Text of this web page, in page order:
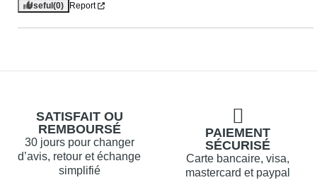
Useful (0) Report
SATISFAIT OU
REMBOURSÉ
30 jours pour changer
d’avis, retour et échange
simplifié
PAIEMENT
SÉCURISÉ
Carte bancaire, visa,
mastercard et paypal